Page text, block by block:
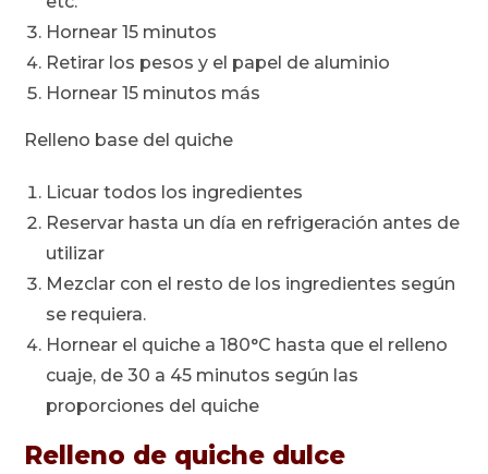
Hornear 15 minutos
Retirar los pesos y el papel de aluminio
Hornear 15 minutos más
Relleno base del quiche
Licuar todos los ingredientes
Reservar hasta un día en refrigeración antes de
utilizar
Mezclar con el resto de los ingredientes según
se requiera.
Hornear el quiche a 180°C hasta que el relleno
cuaje, de 30 a 45 minutos según las
proporciones del quiche
Relleno de quiche dulce